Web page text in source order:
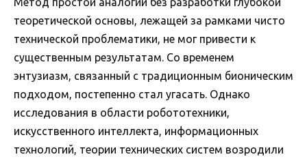
теоретической основы, лежащей за рамками чисто
технической проблематики, не мог привести к
существенным результатам. Со временем
энтузиазм, связанный с традиционным бионическим
подходом, постепенно стал угасать. Однако
исследования в области робототехники,
искусственного интеллекта, информационных
технологий, теории технических систем возродили